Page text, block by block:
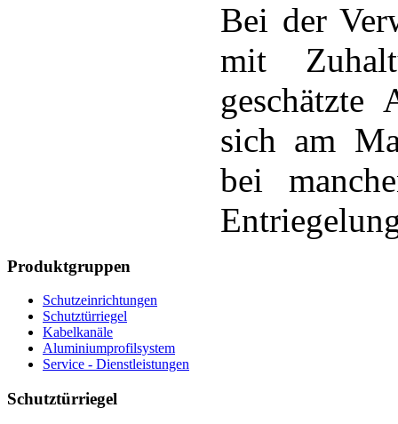
Bei der
mit
sich am
bei
Produktgruppen
Schutzeinrichtungen
Schutztürriegel
Kabelkanäle
Aluminiumprofilsystem
Service - Dienstleistungen
Schutztürriegel